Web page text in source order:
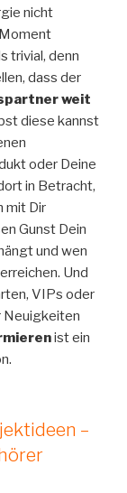
nicht
trivial, denn
dass der
weit
diese kannst
oder Deine
in Betracht,
mit Dir
Gunst Dein
und wen
Und
VIPs oder
Neuigkeiten
ist ein
–